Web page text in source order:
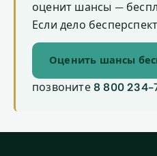
оценит шансы —
Если дело
Оценить шансы
позвоните 8 800 234-